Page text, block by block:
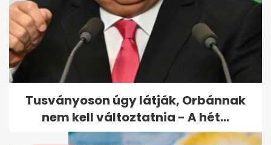
Szentendrén továbbra is
kritikus a vízhelyzet, a
honvédség...
Tusványoson úgy látják, Orbánnak
nem kell változtatnia - A hét...